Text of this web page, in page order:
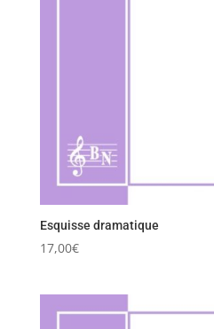
Esquisse dramatique
17,00€